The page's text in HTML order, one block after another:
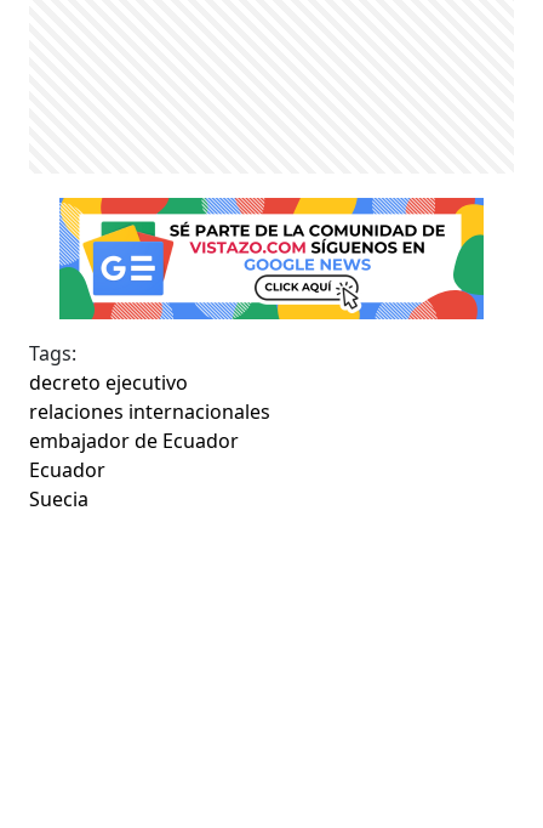
Tags:
decreto ejecutivo
relaciones internacionales
embajador de Ecuador
Ecuador
Suecia